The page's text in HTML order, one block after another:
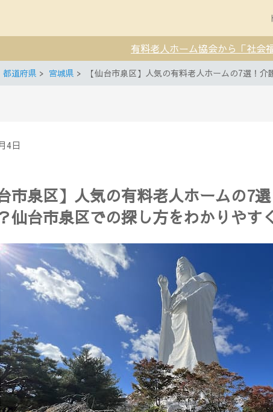
有料老人ホーム協会から「社会
都道府県 宮城県 【仙台市泉区】人気の有料老人ホームの7選！
4日
市泉区】人気の有料老人ホームの7
仙台市泉区での探し方をわかりやす